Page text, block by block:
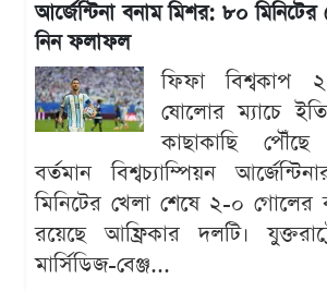
আর্জেন্টিনা বনাম মিশর: ৮০
নিন ফলাফল
ফিফা বিশ্বকাপ
ষোলোর ম্যাচে
কাছাকাছি
বর্তমান বিশ্বচ্যাম্পিয়ন
মিনিটের খেলা শেষে ২-০ গোলের
রয়েছে আফ্রিকার দলটি।
মার্সিডিজ-বেঞ্জ...